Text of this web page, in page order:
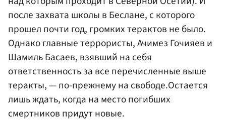
после захвата школы в Беслане, с которого
прошел почти год, громких терактов не было.
Однако главные террористы, Ачимез Гочияев и
Шамиль Басаев, взявший на себя
ответственность за все перечисленные выше
теракты, — по-прежнему на свободе.Остается
лишь ждать, когда на место погибших
смертников придут новые.